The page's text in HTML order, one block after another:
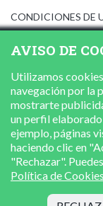
CONDICIONES DE
POLÍTICA DE
AVISO DE
Utilizamos
navegación por la
mostrarte
un perfil
ejemplo, páginas
haciendo clic en
"Rechazar".
Política de Cookies